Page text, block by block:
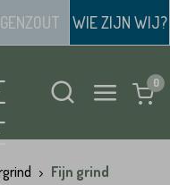
WIE ZIJN WIJ?
Fijn grind